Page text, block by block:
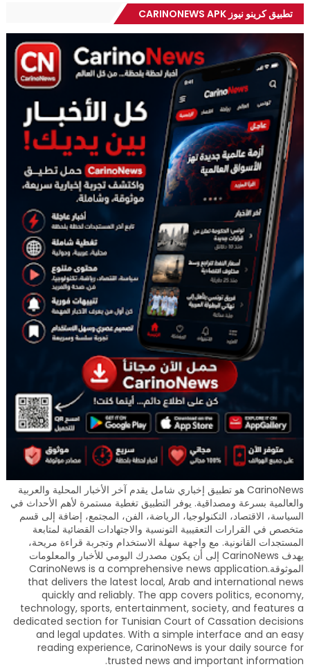
تطبيق كرينو نيوز CARINONEWS APK
CarinoNews هو تطبيق إخباري شامل يقدم آخر الأخبار المحلية والعربية
والعالمية بسرعة ومصداقية. يوفر التطبيق تغطية مستمرة لأهم الأحداث في
السياسة، الاقتصاد، التكنولوجيا، الرياضة، الفن، المجتمع، إضافة إلى قسم
متخصص في القرارات التعقيبية التونسية والاجتهادات القضائية لمتابعة
المستجدات القانونية. مع واجهة سهلة الاستخدام وتجربة قراءة مريحة،
يهدف CarinoNews إلى أن يكون مصدرك اليومي للأخبار والمعلومات
الموثوقة.CarinoNews is a comprehensive news application
that delivers the latest local, Arab and international news
quickly and reliably. The app covers politics, economy,
technology, sports, entertainment, society, and features a
dedicated section for Tunisian Court of Cassation decisions
and legal updates. With a simple interface and an easy
reading experience, CarinoNews is your daily source for
trusted news and important information.